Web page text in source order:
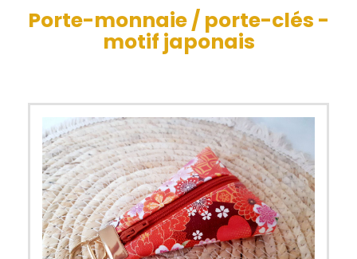
Porte-monnaie / porte-clés -
motif japonais